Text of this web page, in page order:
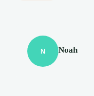
N Noah